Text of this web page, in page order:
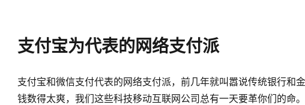
支付宝为代表的网络支付派
支付宝和微信支付代表的网络支付派，前几年就叫嚣说传统银行和
钱数得太爽，我们这些科技移动互联网公司总有一天要革你们的命